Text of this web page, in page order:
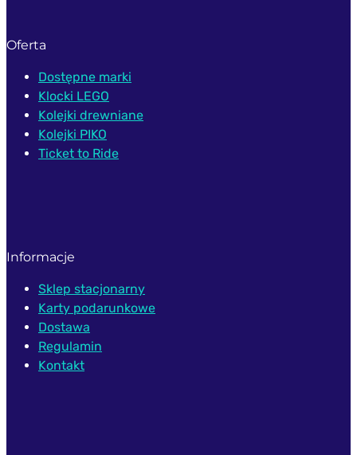
Oferta
Dostępne marki
Klocki LEGO
Kolejki drewniane
Kolejki PIKO
Ticket to Ride
Informacje
Sklep stacjonarny
Karty podarunkowe
Dostawa
Regulamin
Kontakt